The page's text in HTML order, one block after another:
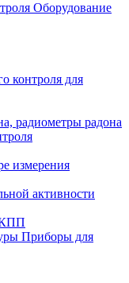
Оборудование
контроля для
радиометры радона
измерения
активности
КПП
Приборы для